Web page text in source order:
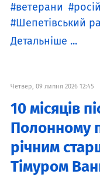
ветерани
Шепетівський
Детальніше ...
Четвер, 09 липня 2026 12:45
10 місяців
Полонному
річним
Тімуром